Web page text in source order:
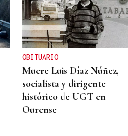
OBITUARIO
Muere Luis Díaz Núñez,
socialista y dirigente
histórico de UGT en
Ourense